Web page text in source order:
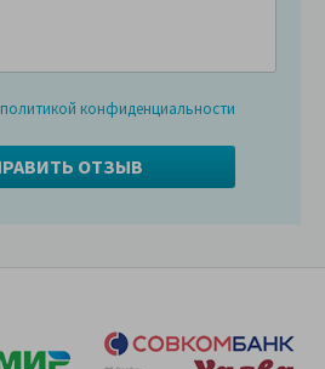
политикой конфиденциальности